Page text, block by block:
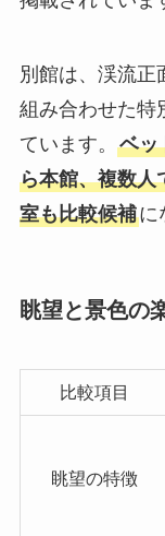
別館は、渓流正
組み合わせた特
ています。 ベッ
ら本館、複数人
室も比較候補に
眺望と景色の
比較項目
眺望の特徴